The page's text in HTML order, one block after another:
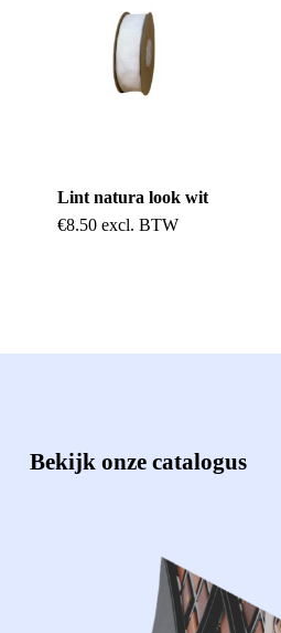
Lint natura look wit
€8.50 excl. BTW
Bekijk onze catalogus